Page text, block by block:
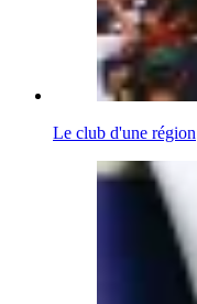
Le club d'une région